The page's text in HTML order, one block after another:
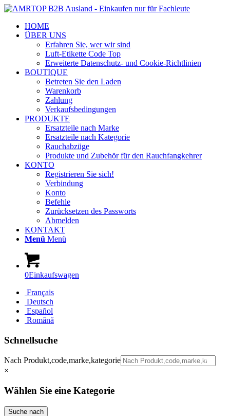
HOME
ÜBER UNS
Erfahren Sie, wer wir sind
Luft-Etikette Code Top
Erweiterte Datenschutz- und Cookie-Richtlinien
BOUTIQUE
Betreten Sie den Laden
Warenkorb
Zahlung
Verkaufsbedingungen
PRODUKTE
Ersatzteile nach Marke
Ersatzteile nach Kategorie
Rauchabzüge
Produkte und Zubehör für den Rauchfangkehrer
KONTO
Registrieren Sie sich!
Verbindung
Konto
Befehle
Zurücksetzen des Passworts
Abmelden
KONTAKT
Menü Menü
0Einkaufswagen
Français
Deutsch
Español
Română
Schnellsuche
Nach Produkt,code,marke,kategorie
×
Wählen Sie eine Kategorie
Suche nach